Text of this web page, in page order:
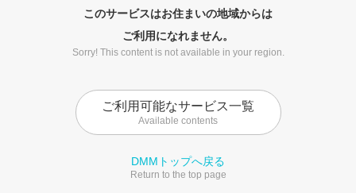
このサービスはお住まいの地域からは
ご利用になれません。
Sorry! This content is not available in your region.
ご利用可能なサービス一覧
Available contents
DMMトップへ戻る
Return to the top page